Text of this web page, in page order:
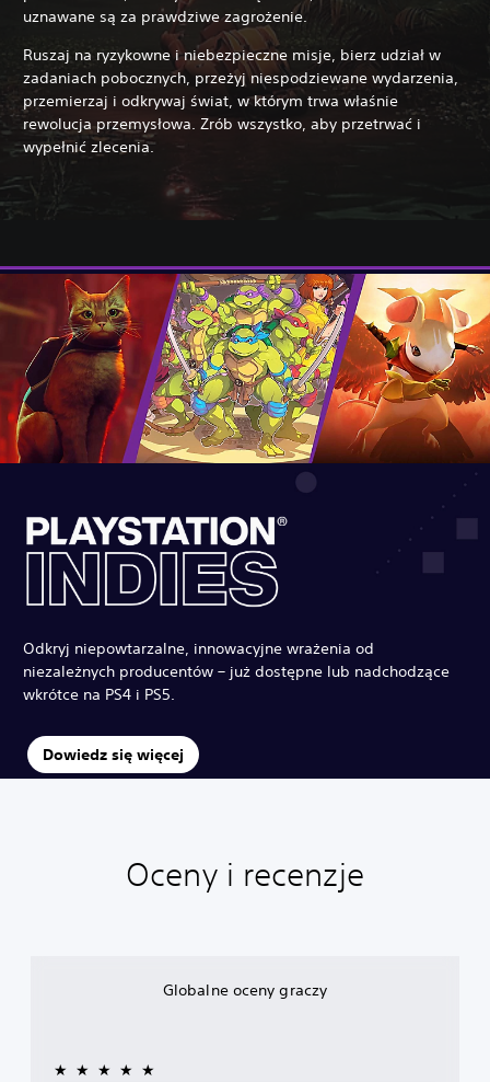
uznawane są za prawdziwe zagrożenie.
Ruszaj na ryzykowne i niebezpieczne misje, bierz udział w
zadaniach pobocznych, przeżyj niespodziewane wydarzenia,
przemierzaj i odkrywaj świat, w którym trwa właśnie
rewolucja przemysłowa. Zrób wszystko, aby przetrwać i
wypełnić zlecenia.
Odkryj niepowtarzalne, innowacyjne wrażenia od
niezależnych producentów – już dostępne lub nadchodzące
wkrótce na PS4 i PS5.
Dowiedz się więcej
Oceny i recenzje
Globalne oceny graczy
★★★★★